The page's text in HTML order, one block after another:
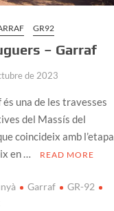
GR92
– Garraf
de 2023
és una de les travesses
del Massís del
coincideix amb l’etapa
en …
READ MORE
Garraf
GR-92